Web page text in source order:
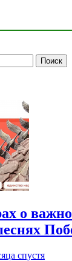
о
спустя